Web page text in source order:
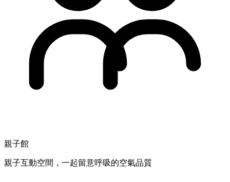
親子館
親子互動空間，一起留意呼吸的空氣品質